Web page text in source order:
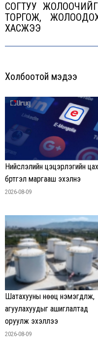
СОГТУУ
ТОРГОЖ,
ХАСЖЭЭ
Холбоотой мэдээ
Нийслэлийн цэцэрлэгийн
бүртгэл маргааш эхэлнэ
2026-08-09
Шатахууны нөөц нэмэгдүүлж,
агуулахуудыг ашиглалтад
оруулж эхэллээ
2026-08-09